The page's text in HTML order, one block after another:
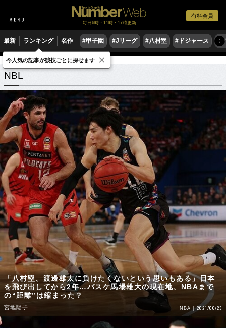
有料会員
毎日6時・11時・17時更新
最新 ランキング 名作 #甲子園 #Jリーグ #八村塁 #ドジャース #
〉
NBL 関連記事
NBL
「八村塁、渡邊雄太に負けたくないという思いもある」日本
を飛び出してから2年…バスケ馬場雄大の現在地、NBAまで
の“距離”は縮まった？
宮地陽子 NBA 2021/06/23
今人気の記事が競技ごとに探せます ×